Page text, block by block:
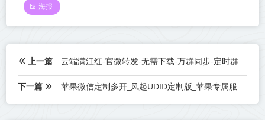
海报
上一篇 云端满江红-官微转发-无需下载-万群同步-定时群发
下一篇 苹果微信定制多开_风起UDID定制版_苹果专属服务版